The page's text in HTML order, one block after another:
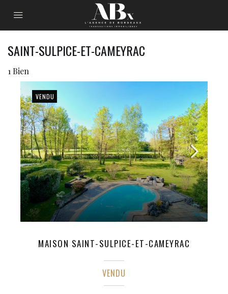
SAINT-SULPICE-ET-CAMEYRAC
1 Bien
VENDU
MAISON SAINT-SULPICE-ET-CAMEYRAC
VENDU